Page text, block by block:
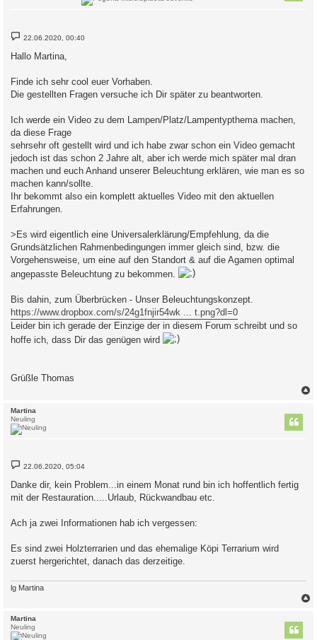
B
e
i
t
g
22.06.2020, 00:40
Hallo Martina,
Finde ich sehr cool euer Vorhaben.
Die gestellten Fragen versuche ich Dir später zu beantworten.
Ich werde ein Video zu dem Lampen/Platz/Lampentypthema machen,
da diese Frage
sehrsehr oft gestellt wird und ich habe zwar schon ein Video gemacht
jedoch ist das schon 2 Jahre alt, aber ich werde mich später mal dran
machen und euch Anhand unserer Beleuchtung erklären, wie man es so
machen kann/sollte.
Ihr bekommt also ein komplett aktuelles Video mit den aktuellen
Erfahrungen.
>Es wird eigentlich eine Universalerklärung/Empfehlung, da die
Grundsätzlichen Rahmenbedingungen immer gleich sind, bzw. die
Vorgehensweise, um eine auf den Standort & auf die Agamen optimal
angepasste Beleuchtung zu bekommen.
Bis dahin, zum Überbrücken - Unser Beleuchtungskonzept.
https://www.dropbox.com/s/24g1fnjir54wk ... t.png?dl=0
Leider bin ich gerade der Einzige der in diesem Forum schreibt und so
hoffe ich, dass Dir das genügen wird
Grüßle Thomas
Martina
Neuling
B
e
t
r
22.06.2020, 05:04
Danke dir, kein Problem...in einem Monat rund bin ich hoffentlich fertig
mit der Restauration.....Urlaub, Rückwandbau etc.
Ach ja zwei Informationen hab ich vergessen:
Es sind zwei Holzterrarien und das ehemalige Köpi Terrarium wird
zuerst hergerichtet, danach das derzeitige.
lg Martina
Martina
Neuling